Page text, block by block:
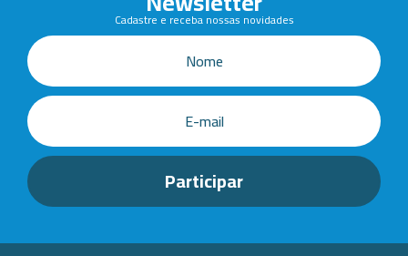
Cadastre e receba nossas novidades